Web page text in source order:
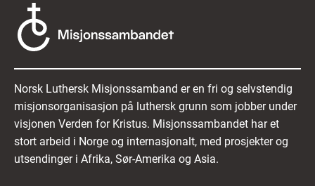
Norsk Luthersk Misjonssamband er en fri og selvstendig
misjonsorganisasjon på luthersk grunn som jobber under
visjonen Verden for Kristus. Misjonssambandet har et
stort arbeid i Norge og internasjonalt, med prosjekter og
utsendinger i Afrika, Sør-Amerika og Asia.